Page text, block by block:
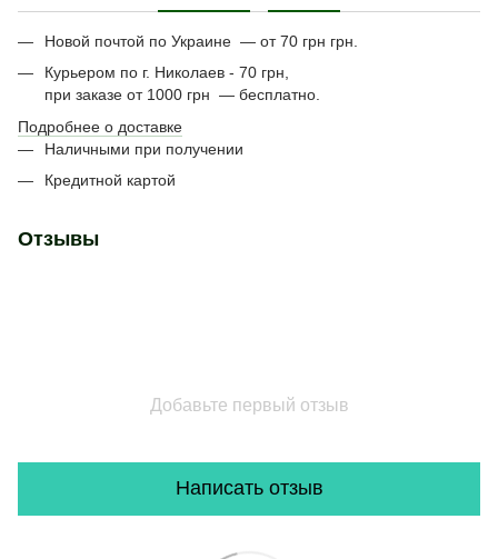
Новой почтой по Украине — от 70 грн грн.
Курьером по г. Николаев - 70 грн,
при заказе от 1000 грн — бесплатно.
Подробнее о доставке
Наличными при получении
Кредитной картой
Отзывы
Добавьте первый отзыв
Написать отзыв